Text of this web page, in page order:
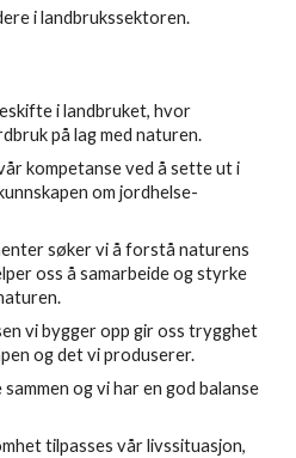
i landbrukssektoren.
i landbruket, hvor
på lag med naturen.
kompetanse ved å sette ut i
om jordhelse-
søker vi å forstå naturens
oss å samarbeide og styrke
vi bygger opp gir oss trygghet
og det vi produserer.
og vi har en god balanse
tilpasses vår livssituasjon,